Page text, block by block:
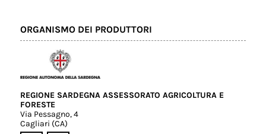
ORGANISMO DEI PRODUTTORI
REGIONE SARDEGNA ASSESSORATO AGRICOLTURA E
FORESTE
Via Pessagno, 4
Cagliari (CA)